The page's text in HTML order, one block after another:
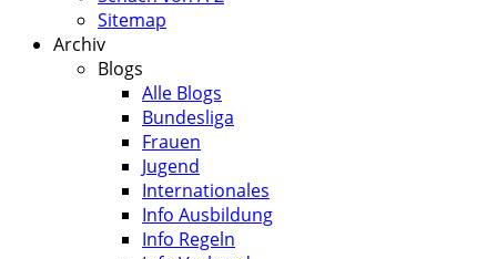
Sitemap
Archiv
Blogs
Alle Blogs
Bundesliga
Frauen
Jugend
Internationales
Info Ausbildung
Info Regeln